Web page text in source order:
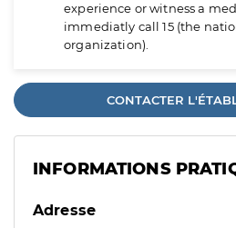
experience or witness a
immediatly call 15 (the
organization).
CONTACTER
INFORMATIONS
Adresse